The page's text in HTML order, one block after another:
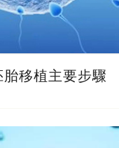
移植主要步驟